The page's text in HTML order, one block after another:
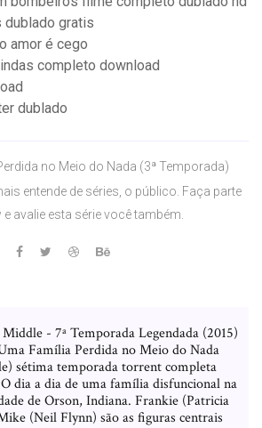
dublado gratis
amor é cego
completo download
dublado
no Meio do Nada (3ª Temporada)
entende de séries, o público. Faça parte
avalie esta série você também.
- 7ª Temporada Legendada (2015)
Família Perdida no Meio do Nada
sétima temporada torrent completa
dia a dia de uma família disfuncional na
de Orson, Indiana. Frankie (Patricia
(Neil Flynn) são as figuras centrais